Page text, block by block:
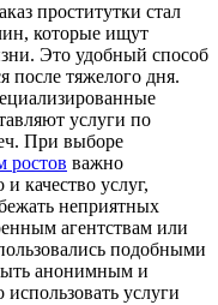
проститутки стал
которые ищут
Это удобный способ
после тяжелого дня.
услуги по
При выборе
ростов важно
качество услуг,
неприятных
агентствам или
подобными
анонимным и
услуги